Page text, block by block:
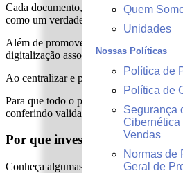
Quem
Unidades
Nossas Políticas
Política de
Política de
Segurança
Cibernética
Vendas
Normas de
Geral de
Cada documento, seja um processo
como um verdadeiro alicerce da
Além de promover a modernização dos
digitalização associada a um sistema
Ao centralizar e padronizar os
Para que todo o processo seja feito de
conferindo validade jurídica às cópias
Por que investir em
Conheça algumas das principais